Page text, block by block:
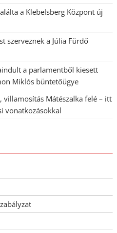
a Klebelsberg Központ új
szerveznek a Júlia Fürdő
a parlamentből kiesett
Miklós büntetőügye
villamosítás Mátészalka felé – itt
vonatkozásokkal